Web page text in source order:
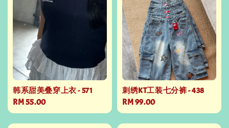
韩系甜美叠穿上衣 - 571
Regular
price
RM 55.00
刺绣KT工装七分裤 - 438
Regular
price
RM 99.00